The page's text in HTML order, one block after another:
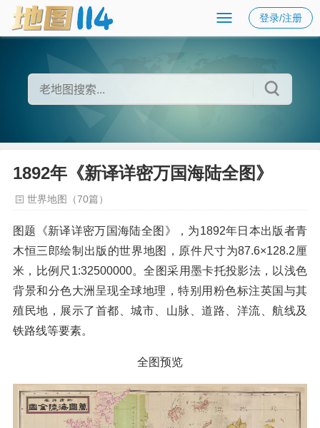
登录/注册
1892年《新译详密万国海陆全图》
世界地图（70篇）
图题《新译详密万国海陆全图》，为1892年日本出版者青
木恒三郎绘制出版的世界地图，原件尺寸为87.6×128.2厘
米，比例尺1:32500000。全图采用墨卡托投影法，以浅色
背景和分色大洲呈现全球地理，特别用粉色标注英国与其
殖民地，展示了首都、城市、山脉、道路、洋流、航线及
铁路线等要素。
全图预览